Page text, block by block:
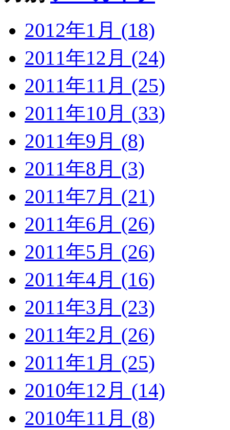
2012年1月 (18)
2011年12月 (24)
2011年11月 (25)
2011年10月 (33)
2011年9月 (8)
2011年8月 (3)
2011年7月 (21)
2011年6月 (26)
2011年5月 (26)
2011年4月 (16)
2011年3月 (23)
2011年2月 (26)
2011年1月 (25)
2010年12月 (14)
2010年11月 (8)